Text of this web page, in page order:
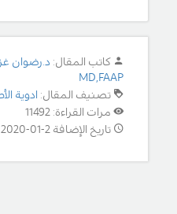
كاتب المقال: د.رضوان
MD,FAAP
تصنيف المقال: ادوية
مرات القراءة: 11492
تاريخ الإضافة 2-01-2020